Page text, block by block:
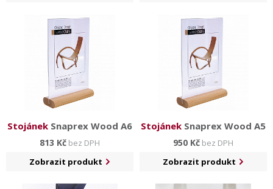
Stojánek Snaprex Wood A6
813 Kč bez DPH
Zobrazit produkt
Stojánek Snaprex Wood A5
950 Kč bez DPH
Zobrazit produkt